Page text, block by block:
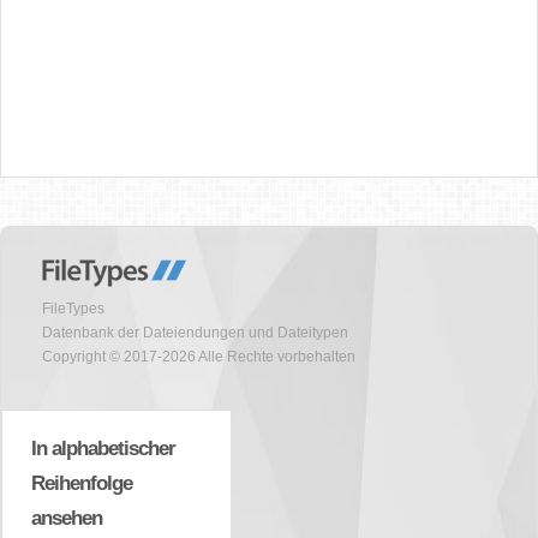
FileTypes
Datenbank der Dateiendungen und Dateitypen
Copyright © 2017-2026 Alle Rechte vorbehalten
In alphabetischer
Reihenfolge
ansehen